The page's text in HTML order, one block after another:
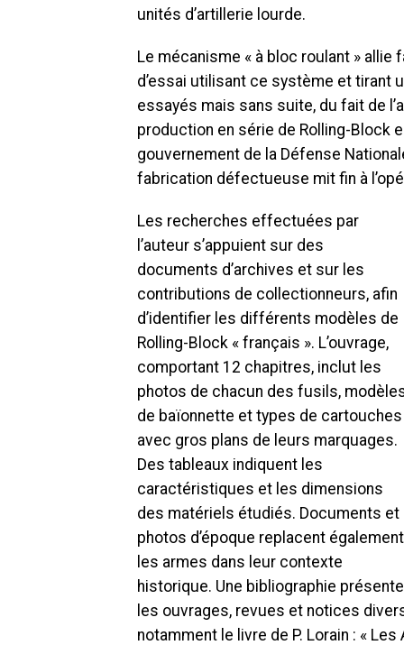
unités d’artillerie lourde.
Le mécanisme « à bloc roulant »
d’essai utilisant ce système et tirant
essayés mais sans suite, du fait de
production en série de Rolling-Block
gouvernement de la Défense
fabrication défectueuse mit fin à
Les recherches effectuées par
l’auteur s’appuient sur des
documents d’archives et sur les
contributions de collectionneurs, afin
d’identifier les différents modèles de
Rolling-Block « français ». L’ouvrage,
comportant 12 chapitres, inclut les
photos de chacun des fusils,
de baïonnette et types de cartouches
avec gros plans de leurs marquages.
Des tableaux indiquent les
caractéristiques et les dimensions
des matériels étudiés. Documents et
photos d’époque replacent également
les armes dans leur contexte
historique. Une bibliographie présente
les ouvrages, revues et notices
notamment le livre de P. Lorain : «